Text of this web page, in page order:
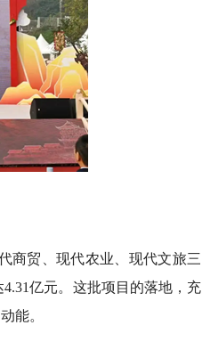
商贸、现代农业、现代文旅三
亿元。这批项目的落地，充
能。